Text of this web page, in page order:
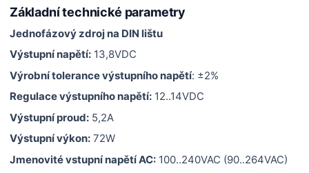
Základní technické parametry
Jednofázový zdroj na DIN lištu
Výstupní napětí: 13,8VDC
Výrobní tolerance výstupního napětí: ±2%
Regulace výstupního napětí: 12..14VDC
Výstupní proud: 5,2A
Výstupní výkon: 72W
Jmenovité vstupní napětí AC: 100..240VAC (90..264VAC)